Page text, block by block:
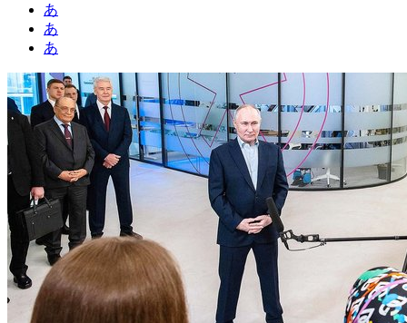
あ
あ
あ